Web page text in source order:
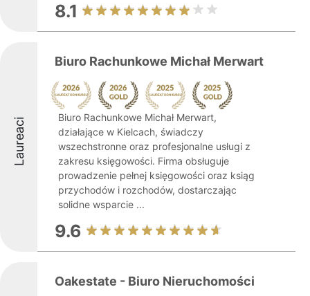
8.1
Laureaci
Biuro Rachunkowe Michał Merwart
Biuro Rachunkowe Michał Merwart,
działające w Kielcach, świadczy
wszechstronne oraz profesjonalne usługi z
zakresu księgowości. Firma obsługuje
prowadzenie pełnej księgowości oraz ksiąg
przychodów i rozchodów, dostarczając
solidne wsparcie ...
9.6
Oakestate - Biuro Nieruchomości